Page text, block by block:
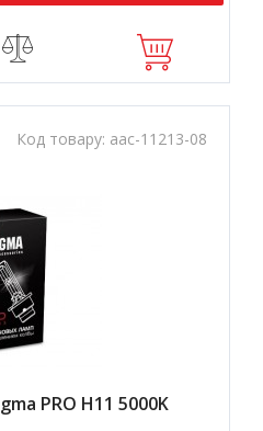
Код товару: aac-11213-08
PRO H11 5000K